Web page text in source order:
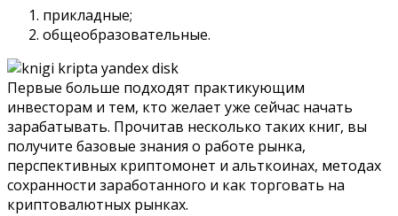
прикладные;
общеобразовательные.
Первые больше подходят практикующим
инвесторам и тем, кто желает уже сейчас начать
зарабатывать. Прочитав несколько таких книг, вы
получите базовые знания о работе рынка,
перспективных криптомонет и альткоинах, методах
сохранности заработанного и как торговать на
криптовалютных рынках.